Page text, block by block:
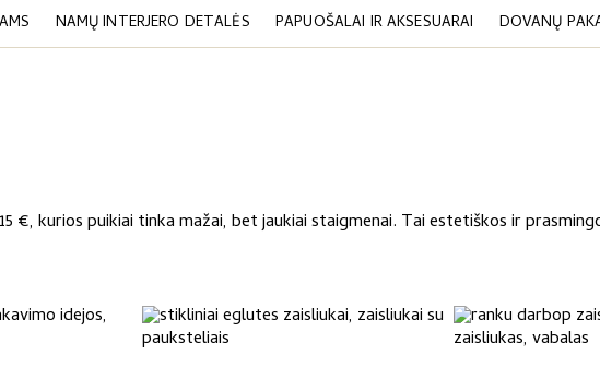
NAMŲ INTERJERO DETALĖS PAPUOŠALAI IR AKSESUARAI DOVANŲ
€, kurios puikiai tinka mažai, bet jaukiai staigmenai. Tai estetiškos ir